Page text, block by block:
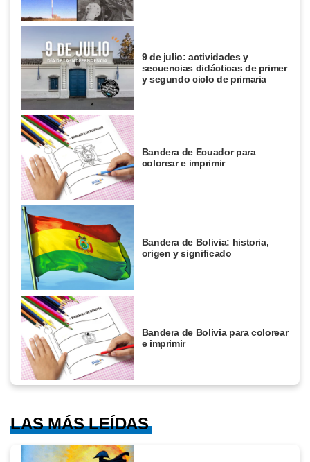
9 de julio: actividades y
secuencias didácticas de primer
y segundo ciclo de primaria
Bandera de Ecuador para
colorear e imprimir
Bandera de Bolivia: historia,
origen y significado
Bandera de Bolivia para colorear
e imprimir
LAS MÁS LEÍDAS